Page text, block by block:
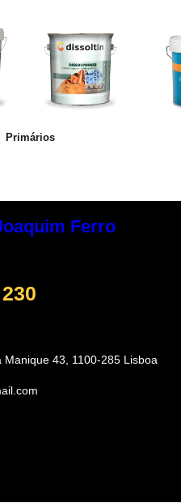
Primários
Ferro
43, 1100-285 Lisboa